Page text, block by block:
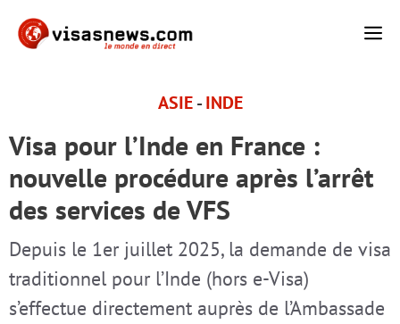
Aller
ASIE-INDE
Visa pour l’Inde en France :
nouvelle procédure après l’arrêt
des services de VFS
Depuis le 1er juillet 2025, la demande de visa
traditionnel pour l’Inde (hors e-Visa)
s’effectue directement auprès de l’Ambassade